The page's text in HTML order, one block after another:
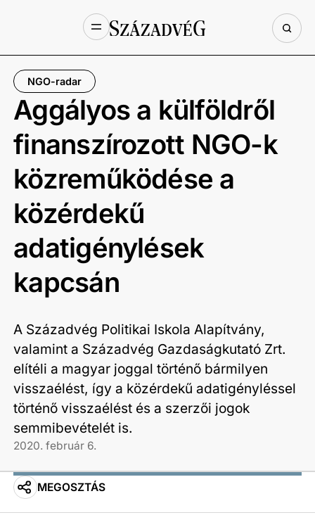
NGO-radar
Aggályos a külföldről
finanszírozott NGO-k
közreműködése a
közérdekű
adatigénylések
kapcsán
A Századvég Politikai Iskola Alapítvány,
valamint a Századvég Gazdaságkutató Zrt.
elítéli a magyar joggal történő bármilyen
visszaélést, így a közérdekű adatigényléssel
történő visszaélést és a szerzői jogok
semmibevételét is.​
2020. február 6.
MEGOSZTÁS